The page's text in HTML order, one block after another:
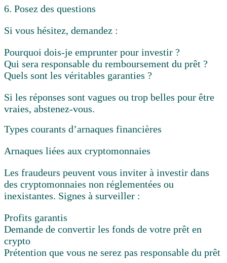
6. Posez des questions
Si vous hésitez, demandez :
Pourquoi dois-je emprunter pour investir ?
Qui sera responsable du remboursement du prêt ?
Quels sont les véritables garanties ?
Si les réponses sont vagues ou trop belles pour être
vraies, abstenez-vous.
Types courants d’arnaques financières
Arnaques liées aux cryptomonnaies
Les fraudeurs peuvent vous inviter à investir dans
des cryptomonnaies non réglementées ou
inexistantes. Signes à surveiller :
Profits garantis
Demande de convertir les fonds de votre prêt en
crypto
Prétention que vous ne serez pas responsable du prêt